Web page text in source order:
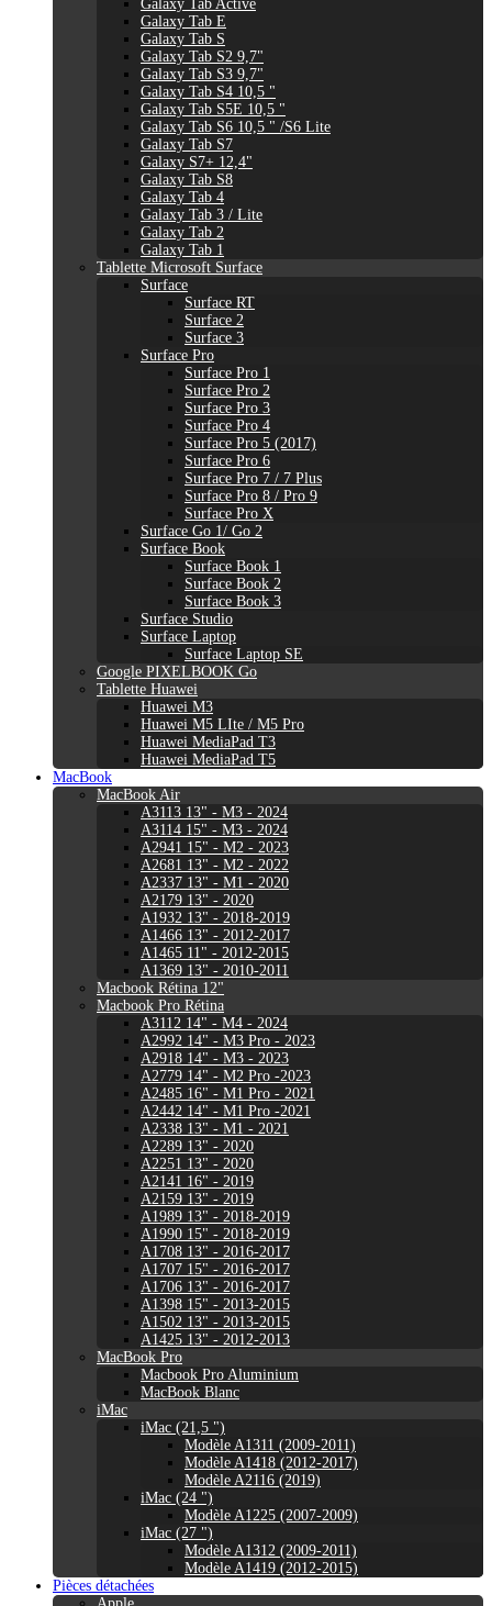
Galaxy Tab Active
Galaxy Tab E
Galaxy Tab S
Galaxy Tab S2 9,7"
Galaxy Tab S3 9,7"
Galaxy Tab S4 10,5 "
Galaxy Tab S5E 10,5 "
Galaxy Tab S6 10,5 " /S6 Lite
Galaxy Tab S7
Galaxy S7+ 12,4"
Galaxy Tab S8
Galaxy Tab 4
Galaxy Tab 3 / Lite
Galaxy Tab 2
Galaxy Tab 1
Tablette Microsoft Surface
Surface
Surface RT
Surface 2
Surface 3
Surface Pro
Surface Pro 1
Surface Pro 2
Surface Pro 3
Surface Pro 4
Surface Pro 5 (2017)
Surface Pro 6
Surface Pro 7 / 7 Plus
Surface Pro 8 / Pro 9
Surface Pro X
Surface Go 1/ Go 2
Surface Book
Surface Book 1
Surface Book 2
Surface Book 3
Surface Studio
Surface Laptop
Surface Laptop SE
Google PIXELBOOK Go
Tablette Huawei
Huawei M3
Huawei M5 LIte / M5 Pro
Huawei MediaPad T3
Huawei MediaPad T5
MacBook
MacBook Air
A3113 13" - M3 - 2024
A3114 15" - M3 - 2024
A2941 15" - M2 - 2023
A2681 13" - M2 - 2022
A2337 13" - M1 - 2020
A2179 13" - 2020
A1932 13" - 2018-2019
A1466 13" - 2012-2017
A1465 11" - 2012-2015
A1369 13" - 2010-2011
Macbook Rétina 12"
Macbook Pro Rétina
A3112 14" - M4 - 2024
A2992 14" - M3 Pro - 2023
A2918 14" - M3 - 2023
A2779 14" - M2 Pro -2023
A2485 16" - M1 Pro - 2021
A2442 14" - M1 Pro -2021
A2338 13" - M1 - 2021
A2289 13" - 2020
A2251 13" - 2020
A2141 16" - 2019
A2159 13" - 2019
A1989 13" - 2018-2019
A1990 15" - 2018-2019
A1708 13" - 2016-2017
A1707 15" - 2016-2017
A1706 13" - 2016-2017
A1398 15" - 2013-2015
A1502 13" - 2013-2015
A1425 13" - 2012-2013
MacBook Pro
Macbook Pro Aluminium
MacBook Blanc
iMac
iMac (21,5 ")
Modèle A1311 (2009-2011)
Modèle A1418 (2012-2017)
Modèle A2116 (2019)
iMac (24 ")
Modèle A1225 (2007-2009)
iMac (27 ")
Modèle A1312 (2009-2011)
Modèle A1419 (2012-2015)
Pièces détachées